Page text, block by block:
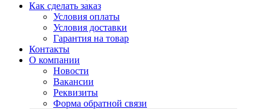
Как сделать заказ
Условия оплаты
Условия доставки
Гарантия на товар
Контакты
О компании
Новости
Вакансии
Реквизиты
Форма обратной связи